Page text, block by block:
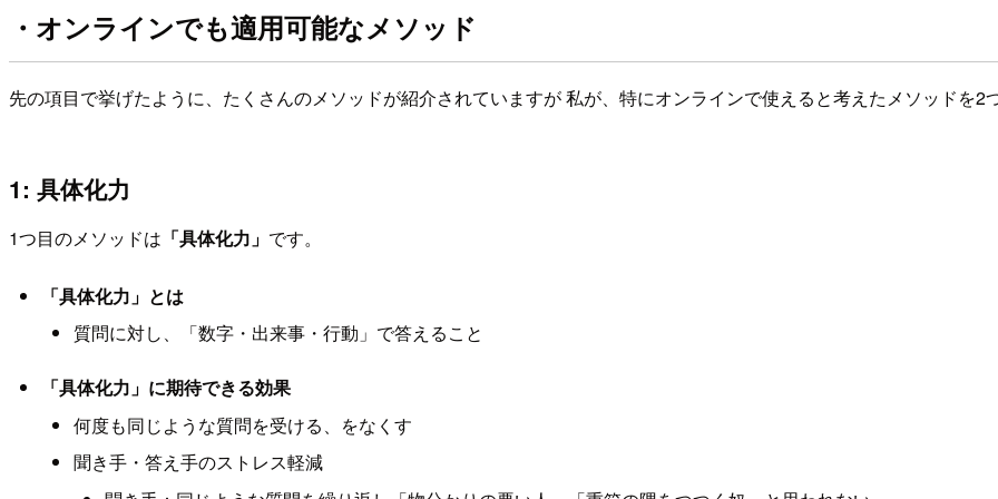
・オンラインでも適用可能なメソッド
先の項目で挙げたように、たくさんのメソッドが紹介されていますが 私が、特にオンラインで使えると考えたメソッドを2
1: 具体化力
1つ目のメソッドは 「具体化力」 です。
「具体化力」とは
質問に対し、「数字・出来事・行動」で答えること
「具体化力」に期待できる効果
何度も同じような質問を受ける、をなくす
聞き手・答え手のストレス軽減